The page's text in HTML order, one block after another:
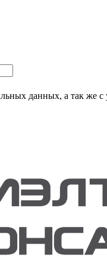
данных, а так же с